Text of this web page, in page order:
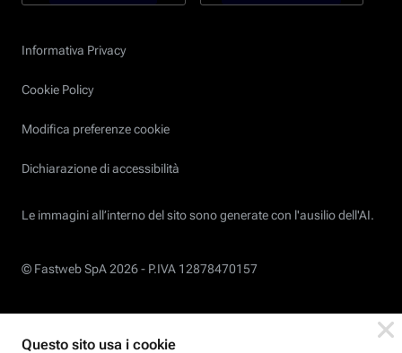
Informativa Privacy
Cookie Policy
Modifica preferenze cookie
Dichiarazione di accessibilità
Le immagini all’interno del sito sono generate con l'ausilio dell'AI.
© Fastweb SpA 2026 - P.IVA 12878470157